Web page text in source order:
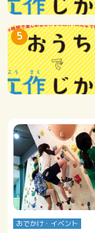
おでかけ・イベント